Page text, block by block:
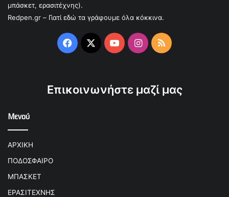
μπάσκετ, ερασιτέχνης).
Redpen.gr – Γιατί εδώ τα γράφουμε όλα κόκκινα.
Facebook
X YouTubeInstagram
RSS
Επικοινωνήστε μαζί μας
Μενού
ΑΡΧΙΚΗ
ΠΟΔΟΣΦΑΙΡΟ
ΜΠΑΣΚΕΤ
ΕΡΑΣΙΤΕΧΝΗΣ